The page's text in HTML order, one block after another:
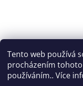
Tento web používá
procházením
používáním.. Více